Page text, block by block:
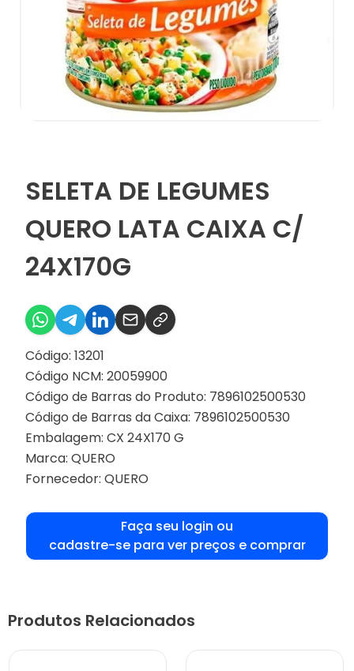
SELETA DE LEGUMES
QUERO LATA CAIXA C/
24X170G
Código: 13201
Código NCM: 20059900
Código de Barras do Produto: 7896102500530
Código de Barras da Caixa: 7896102500530
Embalagem: CX 24X170 G
Marca: QUERO
Fornecedor: QUERO
Faça seu login ou
cadastre-se para ver preços e comprar
Produtos Relacionados